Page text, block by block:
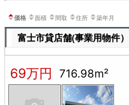
価格 面積 間取 住所 築年月
富士市貸店舗(事業用物件）
69万円 716.98m²